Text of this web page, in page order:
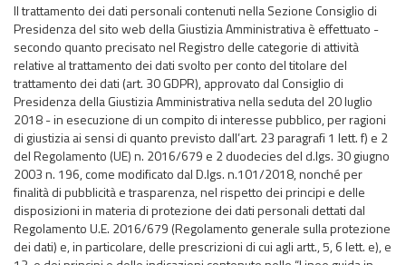
Il trattamento dei dati personali contenuti nella Sezione Consiglio di
Presidenza del sito web della Giustizia Amministrativa è effettuato -
secondo quanto precisato nel Registro delle categorie di attività
relative al trattamento dei dati svolto per conto del titolare del
trattamento dei dati (art. 30 GDPR), approvato dal Consiglio di
Presidenza della Giustizia Amministrativa nella seduta del 20 luglio
2018 - in esecuzione di un compito di interesse pubblico, per ragioni
di giustizia ai sensi di quanto previsto dall’art. 23 paragrafi 1 lett. f) e 2
del Regolamento (UE) n. 2016/679 e 2 duodecies del d.lgs. 30 giugno
2003 n. 196, come modificato dal D.lgs. n.101/2018, nonché per
finalità di pubblicità e trasparenza, nel rispetto dei principi e delle
disposizioni in materia di protezione dei dati personali dettati dal
Regolamento U.E. 2016/679 (Regolamento generale sulla protezione
dei dati) e, in particolare, delle prescrizioni di cui agli artt., 5, 6 lett. e), e